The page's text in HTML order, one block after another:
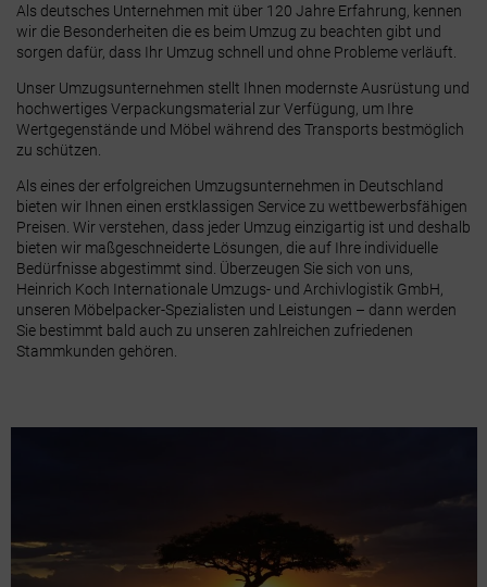
Als deutsches Unternehmen mit über 120 Jahre Erfahrung, kennen
wir die Besonderheiten die es beim Umzug zu beachten gibt und
sorgen dafür, dass Ihr Umzug schnell und ohne Probleme verläuft.
Unser Umzugsunternehmen stellt Ihnen modernste Ausrüstung und
hochwertiges Verpackungsmaterial zur Verfügung, um Ihre
Wertgegenstände und Möbel während des Transports bestmöglich
zu schützen.
Als eines der erfolgreichen Umzugsunternehmen in Deutschland
bieten wir Ihnen einen erstklassigen Service zu wettbewerbsfähigen
Preisen. Wir verstehen, dass jeder Umzug einzigartig ist und deshalb
bieten wir maßgeschneiderte Lösungen, die auf Ihre individuelle
Bedürfnisse abgestimmt sind. Überzeugen Sie sich von uns,
Heinrich Koch Internationale Umzugs- und Archivlogistik GmbH,
unseren Möbelpacker-Spezialisten und Leistungen – dann werden
Sie bestimmt bald auch zu unseren zahlreichen zufriedenen
Stammkunden gehören.